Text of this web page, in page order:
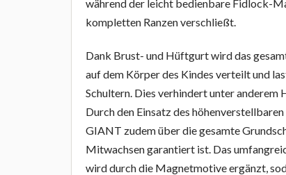
während der leicht bedienbare Fidlock-
kompletten Ranzen verschließt.
Dank Brust- und Hüftgurt wird das
auf dem Körper des Kindes verteilt und
Schultern. Dies verhindert unter anderem
Durch den Einsatz des
GIANT zudem über die gesamte
Mitwachsen garantiert ist. Das
wird durch die Magnetmotive ergänzt,